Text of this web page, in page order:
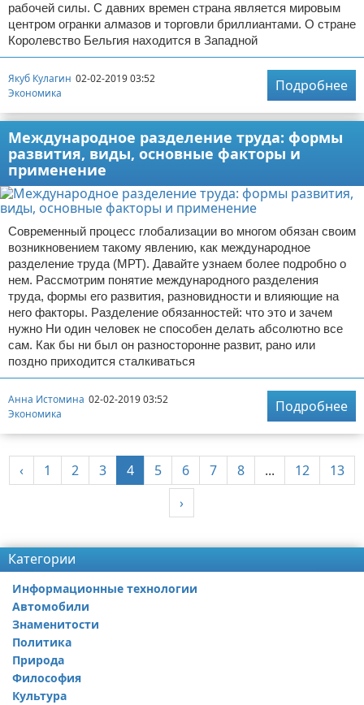
рабочей силы. С давних времен страна является мировым
центром огранки алмазов и торговли бриллиантами. О стране
Королевство Бельгия находится в Западной
Якуб Кулагин 02-02-2019 03:52
Экономика
Подробнее
Международное разделение труда: формы
развития, виды, основные факторы и
применение
Современный процесс глобализации во многом обязан своим
возникновением такому явлению, как международное
разделение труда (МРТ). Давайте узнаем более подробно о
нем. Рассмотрим понятие международного разделения
труда, формы его развития, разновидности и влияющие на
него факторы. Разделение обязанностей: что это и зачем
нужно Ни один человек не способен делать абсолютно все
сам. Как бы ни был он разносторонне развит, рано или
поздно приходится сталкиваться
Анна Истомина 02-02-2019 03:52
Экономика
Подробнее
‹ 1 2 3 4 5 6 7 8 ... 12
13
›
Категории
Информационные технологии
Автомобили
Знаменитости
Политика
Природа
Философия
Культура